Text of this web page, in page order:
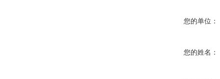
您的单位：
您的姓名：